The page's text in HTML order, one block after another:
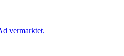
vermarktet.